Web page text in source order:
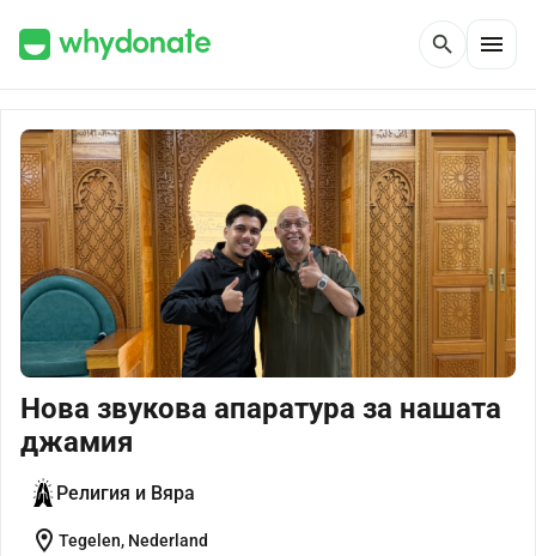
search menu
Нова звукова апаратура за нашата
джамия
Религия и Вяра
location_on Tegelen, Nederland